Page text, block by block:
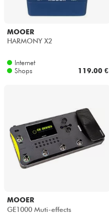
MOOER
HARMONY X2
Internet
Shops
119.00 €
MOOER
GE1000 Muti-effects